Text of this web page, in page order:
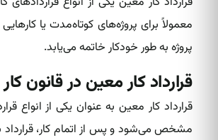
معمولاً برای پروژه‌های کوتاه‌مدت یا
پروژه به طور خودکار خاتمه می‌یابد.
قرارداد کار معین در قانون کار
قرارداد کار معین به عنوان یکی از انواع
مشخص می‌شود و پس از اتمام کار، قرارداد